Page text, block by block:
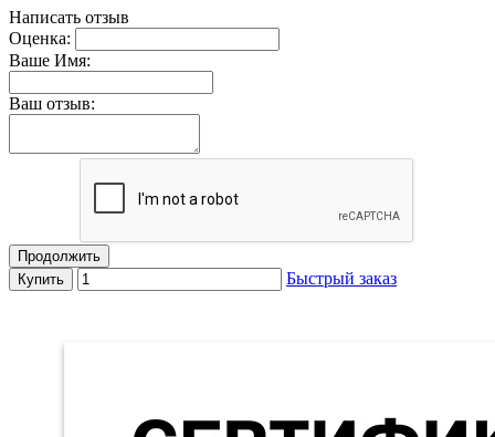
Написать отзыв
Оценка:
Ваше Имя:
Ваш отзыв:
Продолжить
Купить
Быстрый заказ